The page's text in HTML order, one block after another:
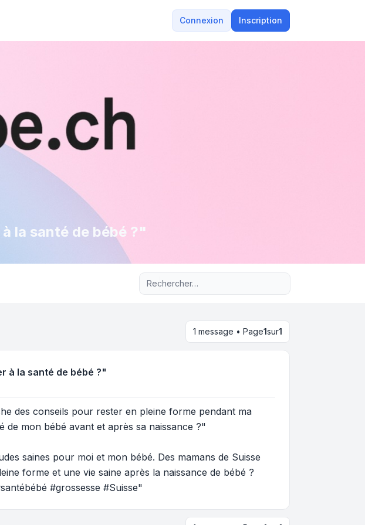
Connexion Inscription
la santé de bébé ?"
Recherche avancée
1 message • Page1sur1
à la santé de bébé ?"
des conseils pour rester en pleine forme pendant ma
de mon bébé avant et après sa naissance ?"
saines pour moi et mon bébé. Des mamans de Suisse
forme et une vie saine après la naissance de bébé ?
#grossesse #Suisse"